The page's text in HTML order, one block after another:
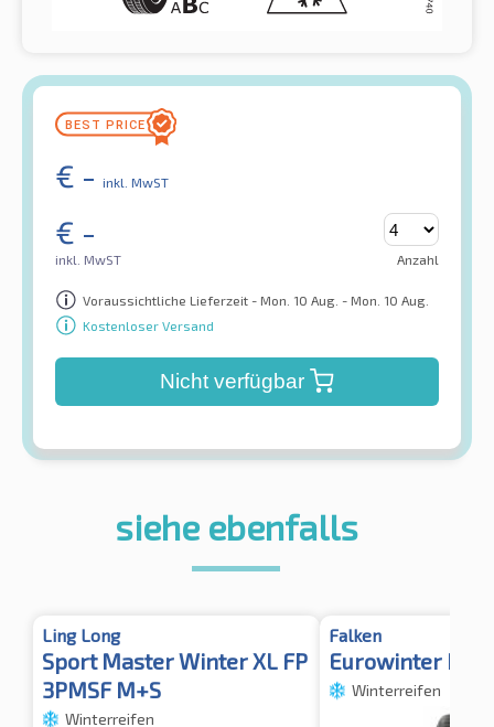
€ - inkl. MwST
€ -
inkl. MwST Anzahl
Voraussichtliche Lieferzeit - Mon. 10 Aug. - Mon. 10 Aug.
Kostenloser Versand
Nicht verfügbar
siehe ebenfalls
Ling Long
Sport Master Winter XL FP
3PMSF M+S
Winterreifen
Falken
Eurowinter
Winterreifen